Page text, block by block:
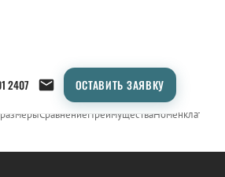
2407 ОСТАВИТЬ ЗАЯВКУ
СравнениеПреимуществаНоменклатура